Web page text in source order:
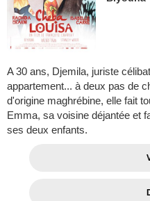
A 30 ans, Djemila, juriste
appartement... à deux pas de
d'origine maghrébine, elle fait
Emma, sa voisine déjantée et
ses deux enfants.